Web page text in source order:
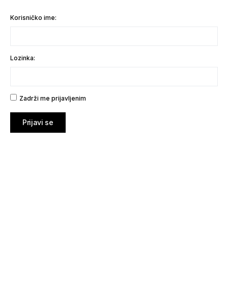
Korisničko ime:
Lozinka:
Zadrži me prijavljenim
Prijavi se